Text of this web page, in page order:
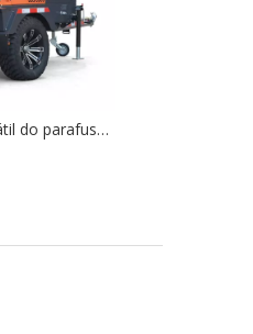
Compressor de ar portátil do parafuso do motor diesel da fabricação de 390CFM China para múltiplos cenários usando